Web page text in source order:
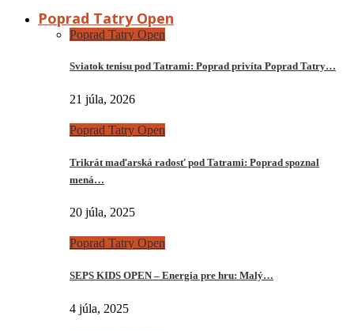
Poprad Tatry Open
Poprad Tatry Open
Sviatok tenisu pod Tatrami: Poprad privíta Poprad Tatry…
21 júla, 2026
Poprad Tatry Open
Trikrát maďarská radosť pod Tatrami: Poprad spoznal
mená…
20 júla, 2025
Poprad Tatry Open
SEPS KIDS OPEN – Energia pre hru: Malý…
4 júla, 2025